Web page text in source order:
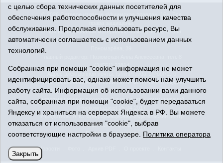
© 2026 Сетевое издание «Ишимская правда». 16+. Все
права защищены.
© При использовании материалов ссылка обязательна.
Адрес редакции: 627750 Тюменская область, г. Ишим, ул.
(34551) 23814
Адрес электронной почты:
IshimPravda-1@obl72.ru
Регистрационный номер СМИ Эл № ФС77-69445 выдано
Федеральной службой по надзору в сфере связи,
информационных технологий и массовых коммуникаций
Учредитель: АНО «Информационно-издательский центр
«Ишимская правда».
Политика оператора
Новости
с целью сбора технических данных посетителей для
обеспечения работоспособности и улучшения качества
обслуживания. Продолжая использовать ресурс, Вы
автоматически соглашаетесь с использованием данных
технологий.
Собранная при помощи "cookie" информация не может
идентифицировать вас, однако может помочь нам улучшить
работу сайта. Информация об использовании вами данного
сайта, собранная при помощи "cookie", будет передаваться
Яндексу и храниться на серверах Яндекса в РФ. Вы можете
отказаться от использования "cookie", выбрав
соответствующие настройки в браузере. Политика оператора
Закрыть